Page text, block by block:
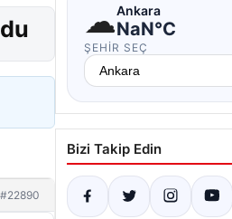
#22890
☁Ankara
NaN°C
ŞEHIR SEÇ
Bizi Takip Edin